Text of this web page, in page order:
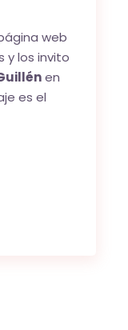
web
y los invito
en
es el